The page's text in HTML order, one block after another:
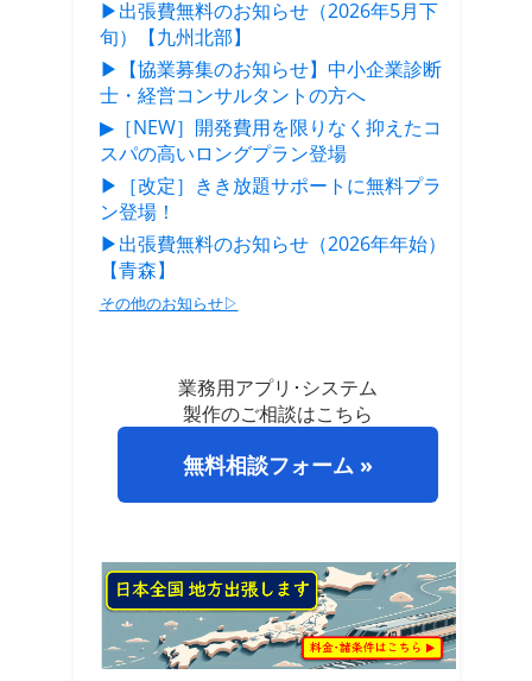
▶出張費無料のお知らせ（2026年5月下
旬）【九州北部】
▶【協業募集のお知らせ】中小企業診断
士・経営コンサルタントの方へ
▶［NEW］開発費用を限りなく抑えたコ
スパの高いロングプラン登場
▶［改定］きき放題サポートに無料プラ
ン登場！
▶出張費無料のお知らせ（2026年年始）
【青森】
その他のお知らせ▷
業務用アプリ･システム
製作のご相談はこちら
無料相談フォーム »